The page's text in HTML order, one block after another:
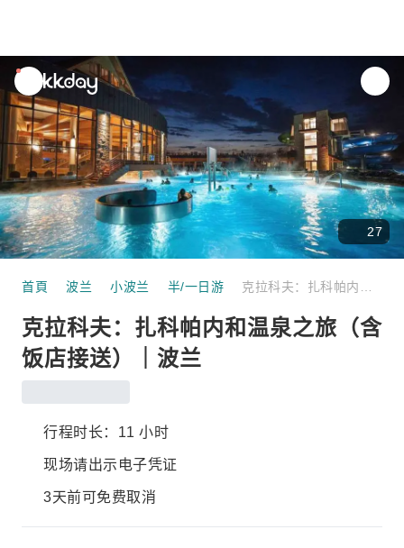
unread
notifications
27
首頁 波兰 小波兰 半/一日游
克拉科夫：扎科帕内和温泉之旅（含
饭店接送）｜波兰
行程时长：11 小时
现场请出示电子凭证
3天前可免费取消